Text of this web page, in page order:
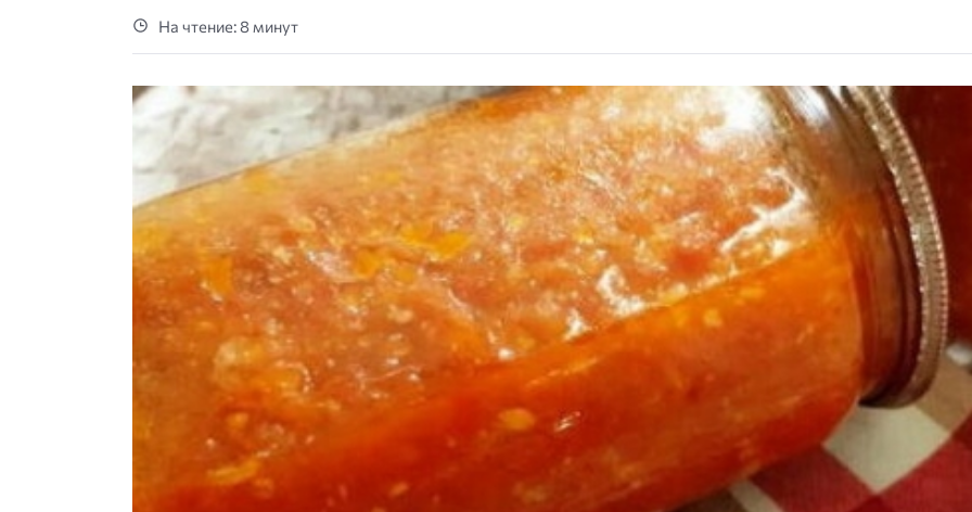
На чтение: 8 минут